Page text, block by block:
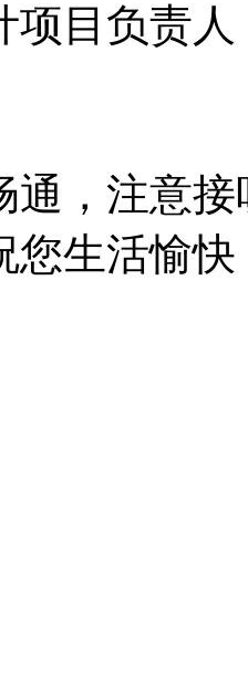
项目负责人
通，注意
您生活愉快